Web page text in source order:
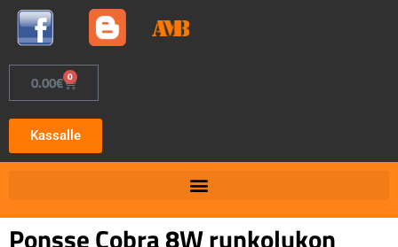
0.00€ 0
Kassalle
Ponsse Cobra 8W runkolukon